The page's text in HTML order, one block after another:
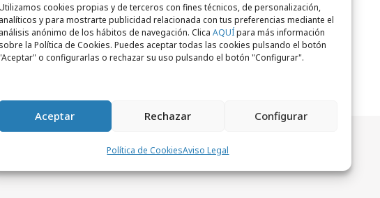
cookies propias y de terceros con fines técnicos, de personalización,
analíticos y para mostrarte publicidad relacionada con tus preferencias mediante el
análisis anónimo de los hábitos de navegación. Clica AQUÍpara más información
sobre la Política de Cookies. Puedes aceptar todas las cookies pulsando el botón
o configurarlas o rechazar su uso pulsando el botón "Configurar".
Aceptar Rechazar Configurar
Política de CookiesAviso Legal